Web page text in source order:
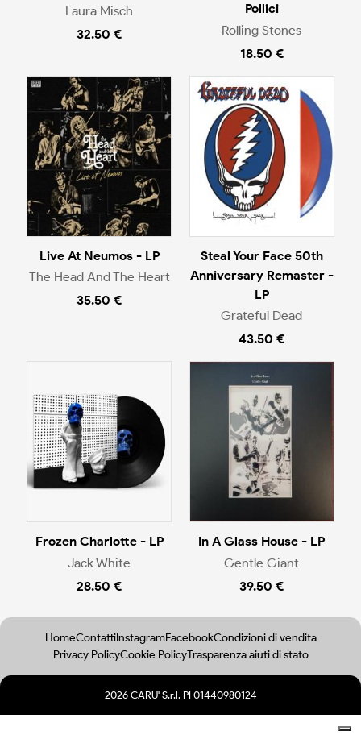
Laura Misch
32.50 €
Pollici
Rolling Stones
18.50 €
Live At Neumos - LP
The Head And The Heart
35.50 €
Steal Your Face 50th
Anniversary Remaster -
LP
Grateful Dead
43.50 €
Frozen Charlotte - LP
Jack White
28.50 €
In A Glass House - LP
Gentle Giant
39.50 €
HomeContattiInstagramFacebookCondizioni di vendita
Privacy PolicyCookie PolicyTrasparenza aiuti di stato
2026 CARU' S.r.l. PI 01440980124